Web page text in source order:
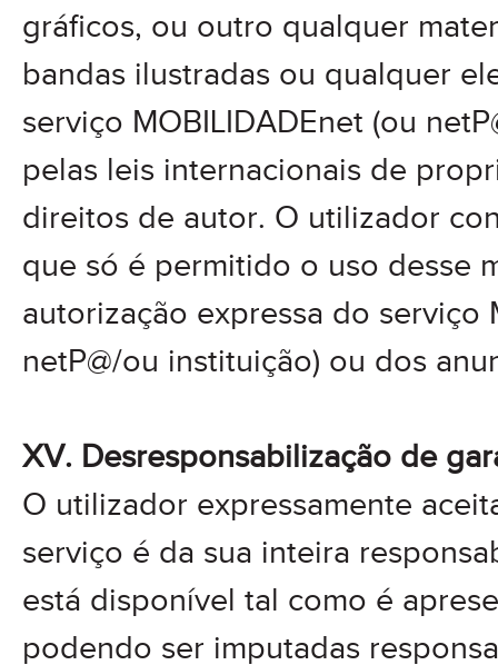
gráficos, ou outro qualquer
bandas ilustradas ou qualquer
serviço MOBILIDADEnet (ou
pelas leis internacionais de
direitos de autor. O utilizador
que só é permitido o uso desse
autorização expressa do serviço
netP@/ou instituição) ou dos
XV. Desresponsabilização de
O utilizador expressamente
serviço é da sua inteira
está disponível tal como é
podendo ser imputadas